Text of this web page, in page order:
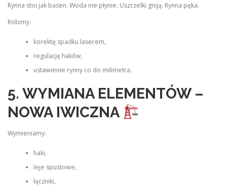
Rynna stoi jak basen. Woda nie płynie. Uszczelki gniją. Rynna pęka.
Robimy:
korektę spadku laserem,
regulację haków,
ustawienie rynny co do milimetra.
5. WYMIANA ELEMENTÓW –
NOWA IWICZNA
Wymieniamy:
haki,
leje spustowe,
łączniki,